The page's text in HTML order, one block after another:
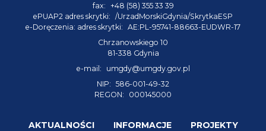
fax: +48 (58) 355 33 39
ePUAP2 adres skrytki: /UrzadMorskiGdynia/SkrytkaESP
e-Doręczenia: adres skrytki: AE:PL-95741-88663-EUDWR-17
Chrzanowskiego 10
81-338 Gdynia
e-mail:
umgdy@umgdy.gov.pl
NIP: 586-001-49-32
REGON:
000145000
AKTUALNOŚCI INFORMACJE PROJEKTY